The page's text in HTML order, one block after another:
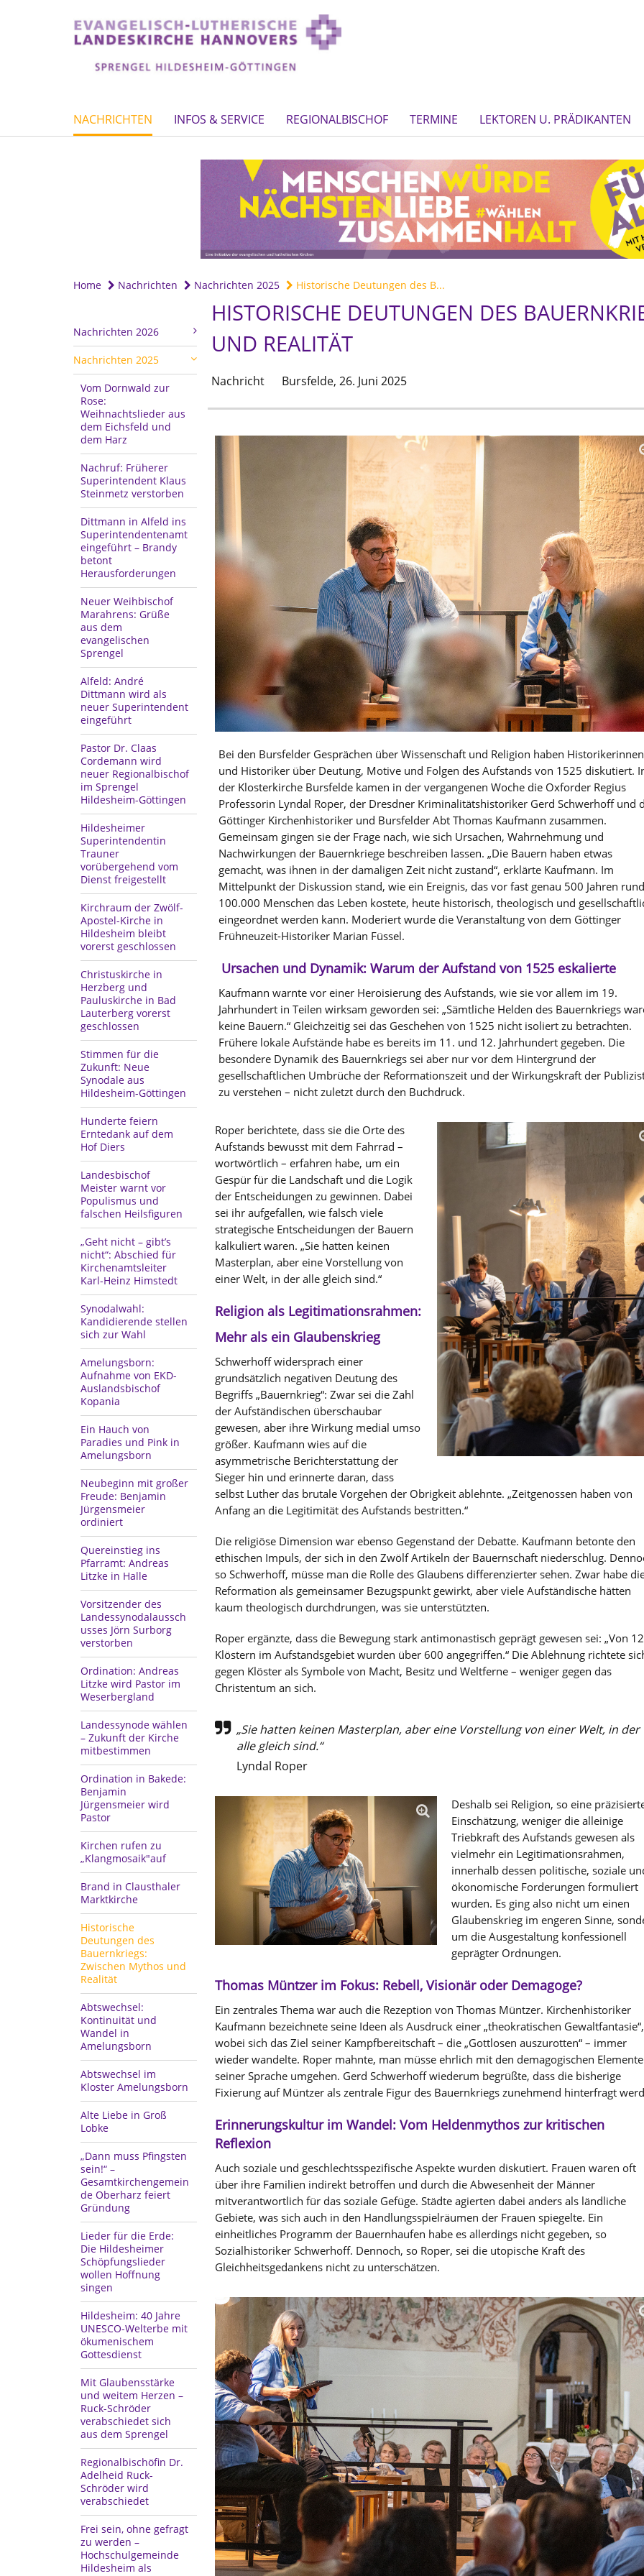
NACHRICHTEN INFOS & SERVICE REGIONALBISCHOF TERMINE LEKTOREN U. PRÄDIKANTEN
Home Nachrichten Nachrichten 2025 Historische Deutungen des B...
Nachrichten 2026
Nachrichten 2025
Vom Dornwald zur
Rose:
Weihnachtslieder aus
dem Eichsfeld und
dem Harz
Nachruf: Früherer
Superintendent Klaus
Steinmetz verstorben
Dittmann in Alfeld ins
Superintendentenamt
eingeführt – Brandy
betont
Herausforderungen
Neuer Weihbischof
Marahrens: Grüße
aus dem
evangelischen
Sprengel
Alfeld: André
Dittmann wird als
neuer Superintendent
eingeführt
Pastor Dr. Claas
Cordemann wird
neuer Regionalbischof
im Sprengel
Hildesheim-Göttingen
Hildesheimer
Superintendentin
Trauner
vorübergehend vom
Dienst freigestellt
Kirchraum der Zwölf-
Apostel-Kirche in
Hildesheim bleibt
vorerst geschlossen
Christuskirche in
Herzberg und
Pauluskirche in Bad
Lauterberg vorerst
geschlossen
Stimmen für die
Zukunft: Neue
Synodale aus
Hildesheim-Göttingen
Hunderte feiern
Erntedank auf dem
Hof Diers
Landesbischof
Meister warnt vor
Populismus und
falschen Heilsfiguren
„Geht nicht – gibt’s
nicht“: Abschied für
Kirchenamtsleiter
Karl-Heinz Himstedt
Synodalwahl:
Kandidierende stellen
sich zur Wahl
Amelungsborn:
Aufnahme von EKD-
Auslandsbischof
Kopania
Ein Hauch von
Paradies und Pink in
Amelungsborn
Neubeginn mit großer
Freude: Benjamin
Jürgensmeier
ordiniert
Quereinstieg ins
Pfarramt: Andreas
Litzke in Halle
Vorsitzender des
Landessynodalaussch
usses Jörn Surborg
verstorben
Ordination: Andreas
Litzke wird Pastor im
Weserbergland
Landessynode wählen
– Zukunft der Kirche
mitbestimmen
Ordination in Bakede:
Benjamin
Jürgensmeier wird
Pastor
Kirchen rufen zu
„Klangmosaik"auf
Brand in Clausthaler
Marktkirche
Historische
Deutungen des
Bauernkriegs:
Zwischen Mythos und
Realität
Abtswechsel:
Kontinuität und
Wandel in
Amelungsborn
Abtswechsel im
Kloster Amelungsborn
Alte Liebe in Groß
Lobke
„Dann muss Pfingsten
sein!“ –
Gesamtkirchengemein
de Oberharz feiert
Gründung
Lieder für die Erde:
Die Hildesheimer
Schöpfungslieder
wollen Hoffnung
singen
Hildesheim: 40 Jahre
UNESCO-Welterbe mit
ökumenischem
Gottesdienst
Mit Glaubensstärke
und weitem Herzen –
Ruck-Schröder
verabschiedet sich
aus dem Sprengel
Regionalbischöfin Dr.
Adelheid Ruck-
Schröder wird
verabschiedet
Frei sein, ohne gefragt
zu werden –
Hochschulgemeinde
Hildesheim als
HISTORISCHE DEUTUNGEN DES
UND REALITÄT
Nachricht Bursfelde, 26. Juni 2025
Bei den Bursfelder Gesprächen über Wissenschaft und Religion haben Historikerinnen
und Historiker über Deutung, Motive und Folgen des Aufstands von 1525 diskutiert.
der Klosterkirche Bursfelde kamen in der vergangenen Woche die Oxforder Regius
Professorin Lyndal Roper, der Dresdner Kriminalitätshistoriker Gerd Schwerhoff und
Göttinger Kirchenhistoriker und Bursfelder Abt Thomas Kaufmann zusammen.
Gemeinsam gingen sie der Frage nach, wie sich Ursachen, Wahrnehmung und
Nachwirkungen der Bauernkriege beschreiben lassen. „Die Bauern haben etwas
gemacht, was ihnen in der damaligen Zeit nicht zustand“, erklärte Kaufmann. Im
Mittelpunkt der Diskussion stand, wie ein Ereignis, das vor fast genau 500 Jahren rund
100.000 Menschen das Leben kostete, heute historisch, theologisch und
eingeordnet werden kann. Moderiert wurde die Veranstaltung von dem Göttinger
Frühneuzeit-Historiker Marian Füssel.
Ursachen und Dynamik: Warum der Aufstand von 1525 eskalierte
Kaufmann warnte vor einer Heroisierung des Aufstands, wie sie vor allem im 19.
Jahrhundert in Teilen wirksam geworden sei: „Sämtliche Helden des Bauernkriegs
keine Bauern.“ Gleichzeitig sei das Geschehen von 1525 nicht isoliert zu betrachten.
Frühere lokale Aufstände habe es bereits im 11. und 12. Jahrhundert gegeben. Die
besondere Dynamik des Bauernkriegs sei aber nur vor dem Hintergrund der
gesellschaftlichen Umbrüche der Reformationszeit und der Wirkungskraft der
zu verstehen – nicht zuletzt durch den Buchdruck.
Roper berichtete, dass sie die Orte des
Aufstands bewusst mit dem Fahrrad –
wortwörtlich – erfahren habe, um ein
Gespür für die Landschaft und die Logik
der Entscheidungen zu gewinnen. Dabei
sei ihr aufgefallen, wie falsch viele
strategische Entscheidungen der Bauern
kalkuliert waren. „Sie hatten keinen
Masterplan, aber eine Vorstellung von
einer Welt, in der alle gleich sind.“
Religion als Legitimationsrahmen:
Mehr als ein Glaubenskrieg
Schwerhoff widersprach einer
grundsätzlich negativen Deutung des
Begriffs „Bauernkrieg“: Zwar sei die Zahl
der Aufständischen überschaubar
gewesen, aber ihre Wirkung medial umso
größer. Kaufmann wies auf die
asymmetrische Berichterstattung der
Sieger hin und erinnerte daran, dass
selbst Luther das brutale Vorgehen der Obrigkeit ablehnte. „Zeitgenossen haben von
Anfang an die Legitimität des Aufstands bestritten.“
Die religiöse Dimension war ebenso Gegenstand der Debatte. Kaufmann betonte den
ethischen Impuls, der sich in den Zwölf Artikeln der Bauernschaft niederschlug.
so Schwerhoff, müsse man die Rolle des Glaubens differenzierter sehen. Zwar habe
Reformation als gemeinsamer Bezugspunkt gewirkt, aber viele Aufständische hätten
kaum theologisch durchdrungen, was sie unterstützten.
Roper ergänzte, dass die Bewegung stark antimonastisch geprägt gewesen sei: „Von
Klöstern im Aufstandsgebiet wurden über 600 angegriffen.“ Die Ablehnung richtete
gegen Klöster als Symbole von Macht, Besitz und Weltferne – weniger gegen das
Christentum an sich.
„Sie hatten keinen Masterplan, aber eine Vorstellung von einer Welt, in der
alle gleich sind.“
Lyndal Roper
Deshalb sei Religion, so eine
Einschätzung, weniger die alleinige
Triebkraft des Aufstands gewesen als
vielmehr ein Legitimationsrahmen,
innerhalb dessen politische, soziale
ökonomische Forderungen formuliert
wurden. Es ging also nicht um einen
Glaubenskrieg im engeren Sinne,
um die Ausgestaltung konfessionell
geprägter Ordnungen.
Thomas Müntzer im Fokus: Rebell, Visionär oder Demagoge?
Ein zentrales Thema war auch die Rezeption von Thomas Müntzer. Kirchenhistoriker
Kaufmann bezeichnete seine Ideen als Ausdruck einer „theokratischen Gewaltfantasie“,
wobei sich das Ziel seiner Kampfbereitschaft – die „Gottlosen auszurotten“ – immer
wieder wandelte. Roper mahnte, man müsse ehrlich mit den demagogischen
seiner Sprache umgehen. Gerd Schwerhoff wiederum begrüßte, dass die bisherige
Fixierung auf Müntzer als zentrale Figur des Bauernkriegs zunehmend hinterfragt
Erinnerungskultur im Wandel: Vom Heldenmythos zur kritischen
Reflexion
Auch soziale und geschlechtsspezifische Aspekte wurden diskutiert. Frauen waren oft
über ihre Familien indirekt betroffen und durch die Abwesenheit der Männer
mitverantwortlich für das soziale Gefüge. Städte agierten dabei anders als ländliche
Gebiete, was sich auch in den Handlungsspielräumen der Frauen spiegelte. Ein
einheitliches Programm der Bauernhaufen habe es allerdings nicht gegeben, so
Sozialhistoriker Schwerhoff. Dennoch, so Roper, sei die utopische Kraft des
Gleichheitsgedankens nicht zu unterschätzen.